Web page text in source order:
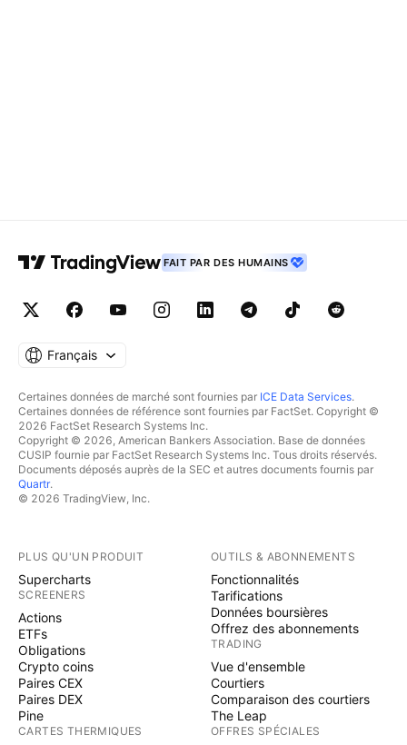
FAIT PAR DES HUMAINS
Français
Certaines données de marché sont fournies par ICE Data Services.
Certaines données de référence sont fournies par FactSet. Copyright ©
2026 FactSet Research Systems Inc.
Copyright © 2026, American Bankers Association. Base de données
CUSIP fournie par FactSet Research Systems Inc. Tous droits réservés.
Documents déposés auprès de la SEC et autres documents fournis par
Quartr.
© 2026 TradingView, Inc.
PLUS QU'UN PRODUIT
Supercharts
SCREENERS
Actions
ETFs
Obligations
Crypto coins
Paires CEX
Paires DEX
Pine
CARTES THERMIQUES
OUTILS & ABONNEMENTS
Fonctionnalités
Tarifications
Données boursières
Offrez des abonnements
TRADING
Vue d'ensemble
Courtiers
Comparaison des courtiers
The Leap
OFFRES SPÉCIALES